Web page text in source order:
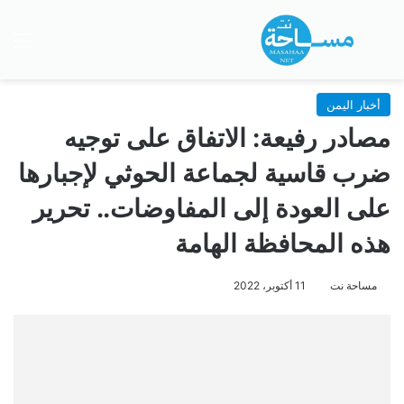
بحث عن
أخبار اليمن
مصادر رفيعة: الاتفاق على توجيه
ضرب قاسية لجماعة الحوثي لإجبارها
على العودة إلى المفاوضات.. تحرير
هذه المحافظة الهامة
مساحة نت 11 أكتوبر، 2022